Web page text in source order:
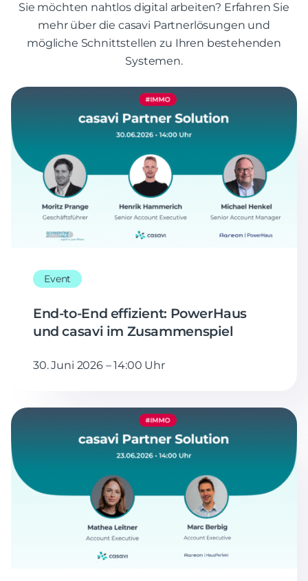
Sie möchten nahtlos digital arbeiten? Erfahren Sie
mehr über die casavi Partnerlösungen und
mögliche Schnittstellen zu Ihren bestehenden
Systemen.
Event
End-to-End effizient: PowerHaus
und casavi im Zusammenspiel
30. Juni 2026 – 14:00 Uhr